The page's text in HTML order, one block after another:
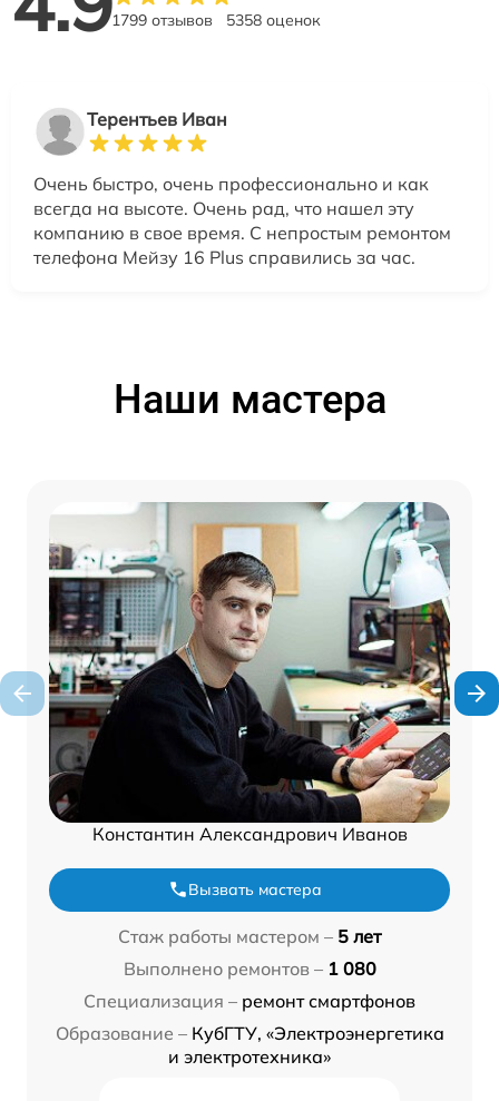
1799 отзывов 5358 оценок
Терентьев Иван
Очень быстро, очень профессионально и как
всегда на высоте. Очень рад, что нашел эту
компанию в свое время. С непростым ремонтом
телефона Мейзу 16 Plus справились за час.
Наши мастера
Константин Александрович Иванов
Вызвать мастера
Стаж работы мастером – 5 лет
Выполнено ремонтов – 1 080
Специализация – ремонт смартфонов
Образование – КубГТУ, «Электроэнергетика
и электротехника»